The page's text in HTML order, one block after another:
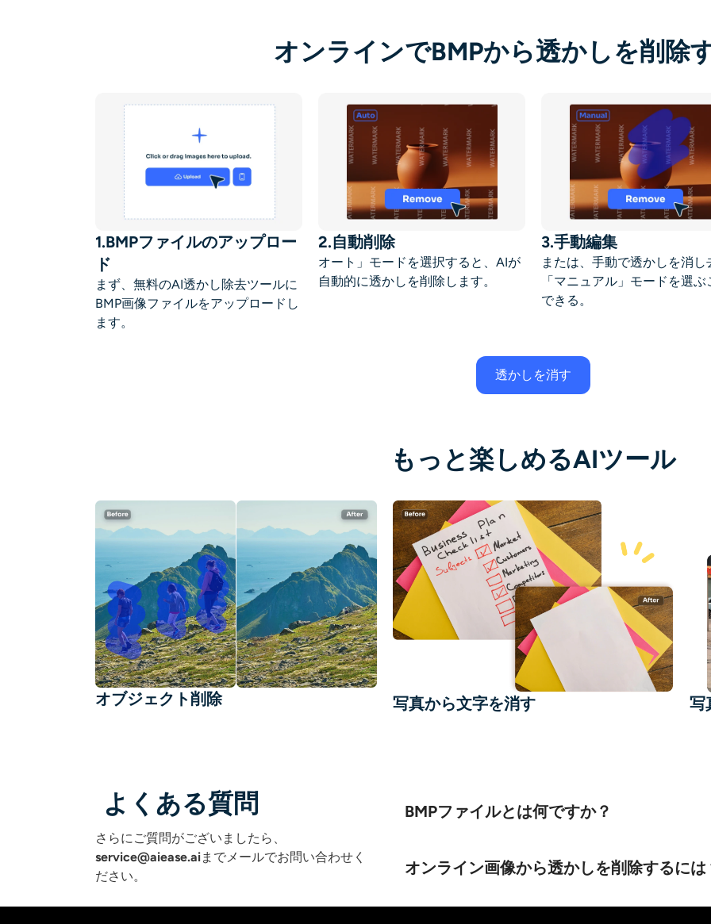
オンラインでBMPから透かしを削除
1.BMPファイルのアップロー
ド
まず、無料のAI透かし除去ツールに
BMP画像ファイルをアップロードし
ます。
2.自動削除
オート」モードを選択すると、AIが
自動的に透かしを削除します。
3.手動編集
または、手動で透かしを消し
「マニュアル」モードを選ぶ
できる。
透かしを消す
もっと楽しめるAIツール
オブジェクト削除 写真から文字を消す 写
よくある質問
さらにご質問がございましたら、
service@aiease.aiまでメールでお問い合わせく
ださい。
BMPファイルとは何ですか？
オンライン画像から透かしを削除するには